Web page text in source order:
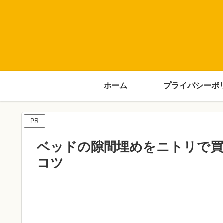
ホーム プライバシーポ
PR
ベッドの隙間埋めをニトリで
コツ